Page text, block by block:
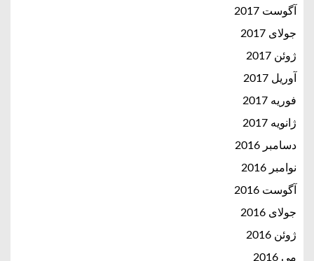
آگوست 2017
جولای 2017
ژوئن 2017
آوریل 2017
فوریه 2017
ژانویه 2017
دسامبر 2016
نوامبر 2016
آگوست 2016
جولای 2016
ژوئن 2016
می 2016